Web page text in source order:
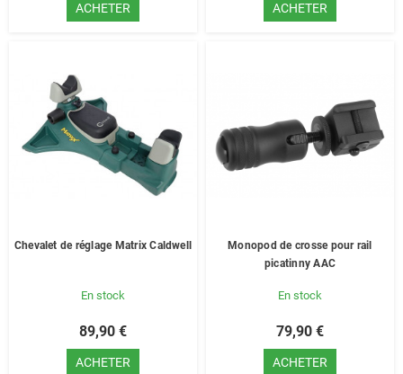
ACHETER ACHETER
Chevalet de réglage Matrix Caldwell
En stock
89,90 €
ACHETER
Monopod de crosse pour rail
picatinny AAC
En stock
79,90 €
ACHETER